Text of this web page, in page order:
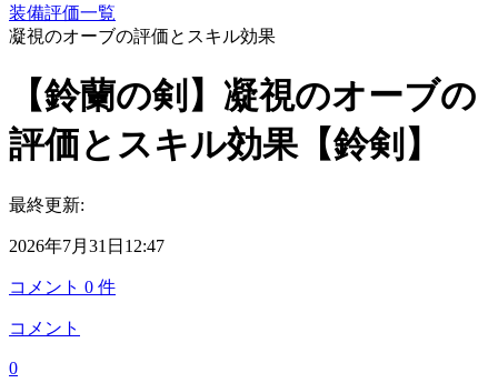
装備評価一覧
凝視のオーブの評価とスキル効果
【鈴蘭の剣】凝視のオーブの
評価とスキル効果【鈴剣】
最終更新:
2026年7月31日12:47
コメント 0 件
コメント
0